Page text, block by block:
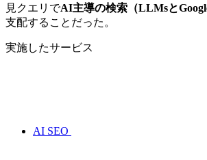
見クエリでAI主導の検索（LLMsと
支配することだった。
実施したサービス
AI SEO